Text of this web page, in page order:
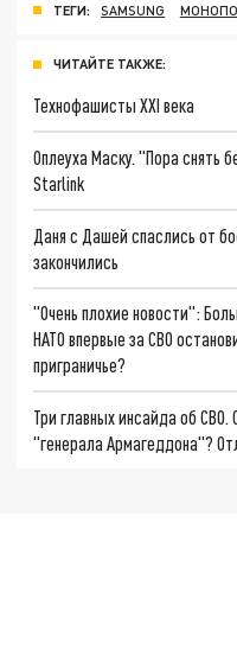
ТЕГИ: SAMSUNG
ЧИТАЙТЕ ТАКЖЕ:
Технофашисты XXI века
Оплеуха Маску. "Пора снять
Starlink
Даня с Дашей спаслись от
закончились
"Очень плохие новости":
НАТО впервые за СВО
приграничье?
Три главных инсайда об
"генерала Армагеддона"?